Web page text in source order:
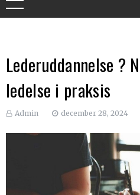
Lederuddannelse ?
ledelse i praksis
Admin december 28, 2024